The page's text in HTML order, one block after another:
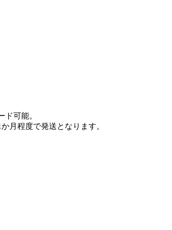
可能。
月程度で発送となります。